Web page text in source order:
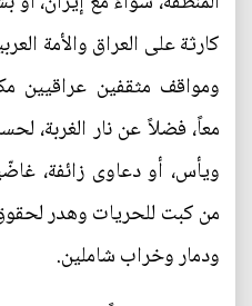
كارثة على العراق والأمة
ومواقف مثقفين عراقيين
معاً، فضلاً عن نار الغربة،
ويأس، أو دعاوى زائفة،
من كبت للحريات وهدر
ودمار وخراب شاملين.